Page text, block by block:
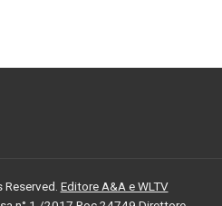
Editore A&A e WLTV